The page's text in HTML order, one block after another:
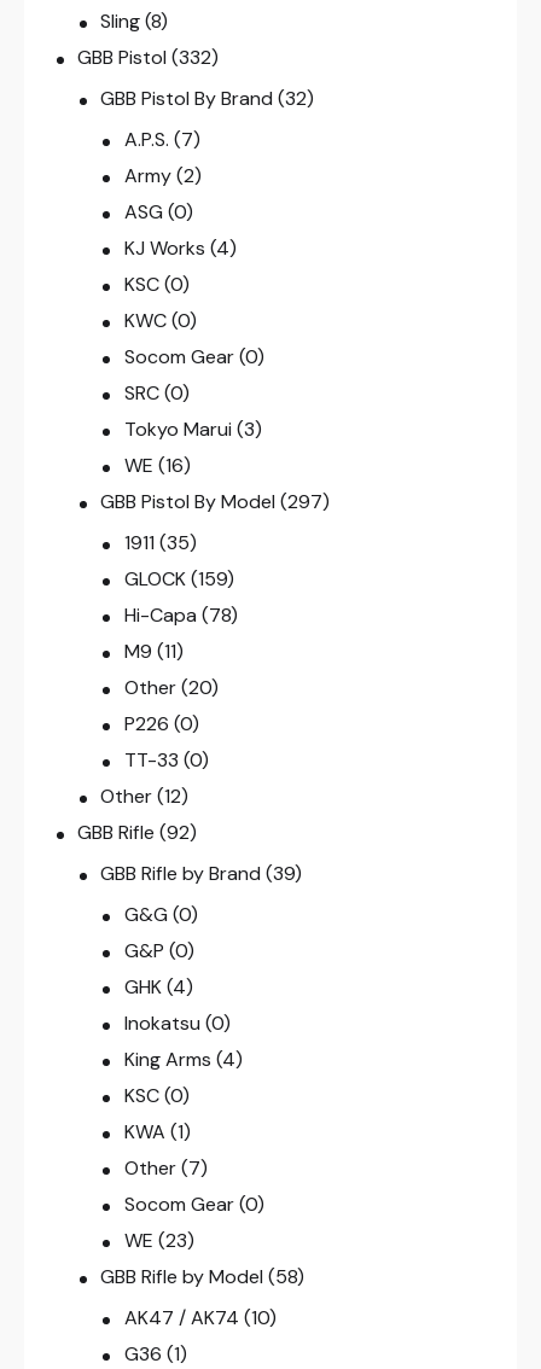
Sling (8)
GBB Pistol (332)
GBB Pistol By Brand (32)
A.P.S. (7)
Army (2)
ASG (0)
KJ Works (4)
KSC (0)
KWC (0)
Socom Gear (0)
SRC (0)
Tokyo Marui (3)
WE (16)
GBB Pistol By Model (297)
1911 (35)
GLOCK (159)
Hi-Capa (78)
M9 (11)
Other (20)
P226 (0)
TT-33 (0)
Other (12)
GBB Rifle (92)
GBB Rifle by Brand (39)
G&G (0)
G&P (0)
GHK (4)
Inokatsu (0)
King Arms (4)
KSC (0)
KWA (1)
Other (7)
Socom Gear (0)
WE (23)
GBB Rifle by Model (58)
AK47 / AK74 (10)
G36 (1)